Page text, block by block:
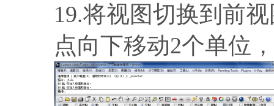
19.将视图切换到前
点向下移动2个单位